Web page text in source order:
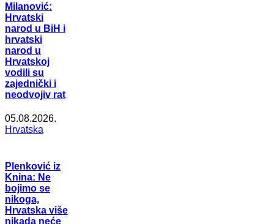
Milanović:
Hrvatski
narod u BiH i
hrvatski
narod u
Hrvatskoj
vodili su
zajednički i
neodvojiv rat
05.08.2026.
Hrvatska
Plenković iz
Knina: Ne
bojimo se
nikoga,
Hrvatska više
nikada neće